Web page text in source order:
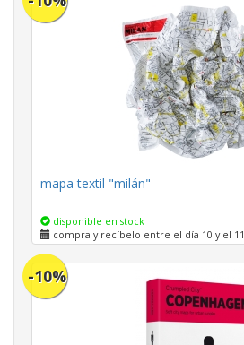
mapa textil "milán"
disponible en stock
compra y recíbelo entre el día 10 y el 11
-10%